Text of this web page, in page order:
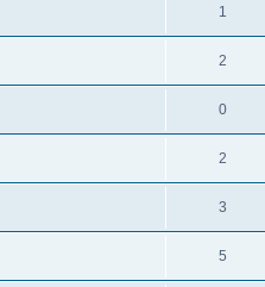
1
2
0
2
3
5